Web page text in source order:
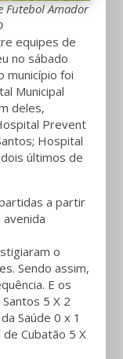
Futebol Amador
equipes de
no sábado
município foi
Municipal
deles,
Prevent
Hospital
últimos de
a partir
o
Sendo assim,
E os
5 X 2
Saúde 0 x 1
Cubatão 5 X